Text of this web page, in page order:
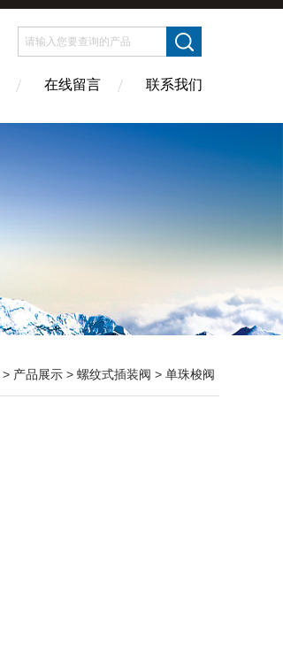
在线留言 联系我们
> 产品展示 > 螺纹式插装阀 > 单珠梭阀